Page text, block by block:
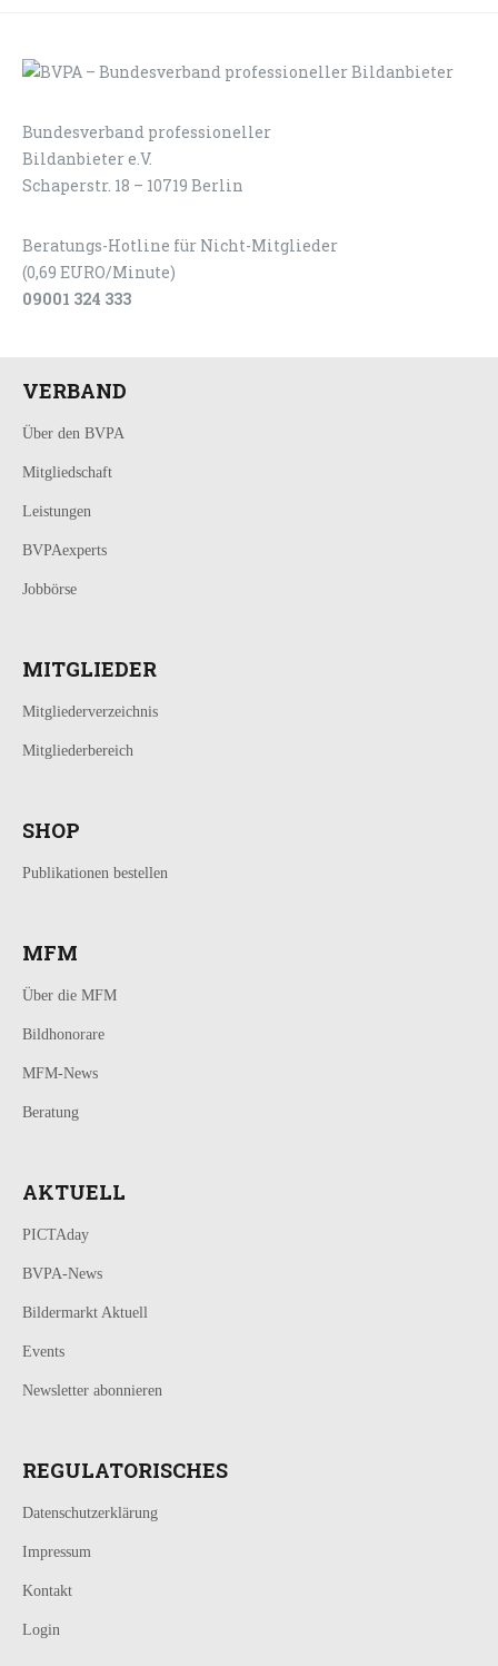
Bundesverband professioneller
Bildanbieter e.V.
Schaperstr. 18 – 10719 Berlin
Beratungs-Hotline für Nicht-Mitglieder
(0,69 EURO/Minute)
09001 324 333
VERBAND
Über den BVPA
Mitgliedschaft
Leistungen
BVPAexperts
Jobbörse
MITGLIEDER
Mitgliederverzeichnis
Mitgliederbereich
SHOP
Publikationen bestellen
MFM
Über die MFM
Bildhonorare
MFM-News
Beratung
AKTUELL
PICTAday
BVPA-News
Bildermarkt Aktuell
Events
Newsletter abonnieren
REGULATORISCHES
Datenschutzerklärung
Impressum
Kontakt
Login